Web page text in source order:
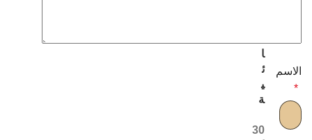
الاسم
*
ا
ئ
ي
ة
30